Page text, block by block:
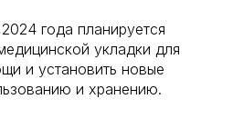
года планируется
укладки для
и установить новые
и хранению.